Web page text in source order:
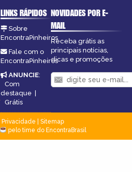
LINKS RÁPIDOS
Sobre
EncontraPinheiros
Fale com o
EncontraPinheiros
ANUNCIE:
Com
destaque |
Grátis
NOVIDADES POR E-
MAIL
Receba grátis as
principais notícias,
dicas e promoções
Privacidade
Sitemap
pelo time do EncontraBrasil